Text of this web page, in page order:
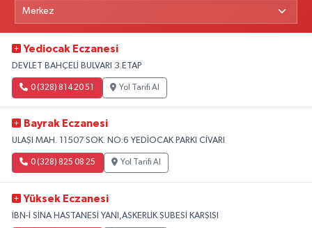
Yediocak Eczanesi
DEVLET BAHÇELİ BULVARI 3.ETAP
0 (328) 814 20 51 Yol Tarifi Al
Bayrak Eczanesi
ULAŞI MAH. 11507 SOK. NO:6 YEDİOCAK PARKI CİVARI
0 (328) 825 08 25 Yol Tarifi Al
Yüksek Eczanesi
İBN-İ SİNA HASTANESİ YANI,ASKERLİK ŞUBESİ KARŞISI